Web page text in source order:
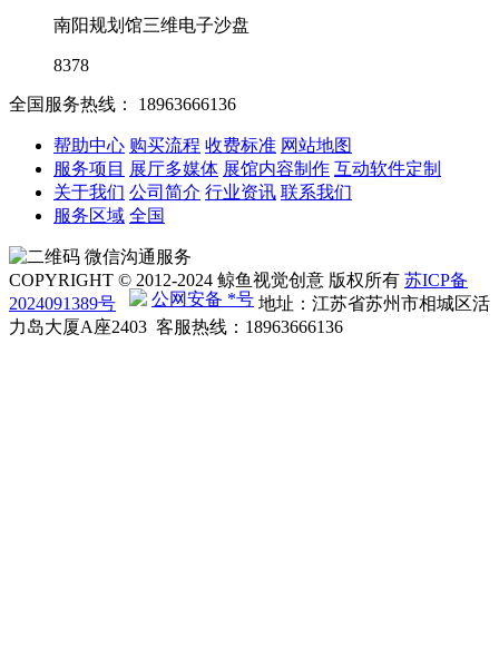
南阳规划馆三维电子沙盘
8378
全国服务热线： 18963666136
帮助中心 购买流程 收费标准 网站地图
服务项目 展厅多媒体 展馆内容制作 互动软件定制
关于我们 公司简介 行业资讯 联系我们
服务区域 全国
微信沟通服务
COPYRIGHT © 2012-2024 鲸鱼视觉创意 版权所有 苏ICP备
2024091389号
公网安备 *号 地址：江苏省苏州市相城区活
力岛大厦A座2403 客服热线：18963666136